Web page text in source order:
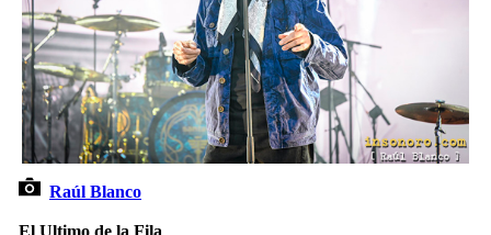
Raúl Blanco
El Ultimo de la Fila